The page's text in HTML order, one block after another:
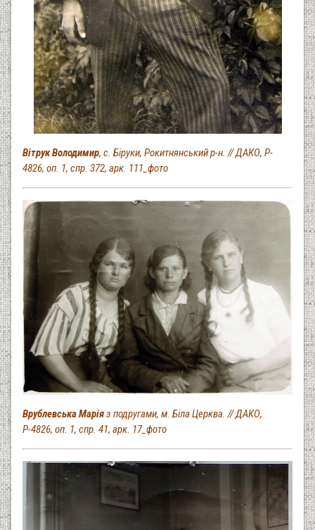
Вітрук Володимир, с. Біруки, Рокитнянський р-н. // ДАКО, Р-
4826, оп. 1, спр. 372, арк. 111_фото
Врублевська Маріяз подругами, м. Біла Церква. // ДАКО,
Р-4826, оп. 1, спр. 41, арк. 17_фото